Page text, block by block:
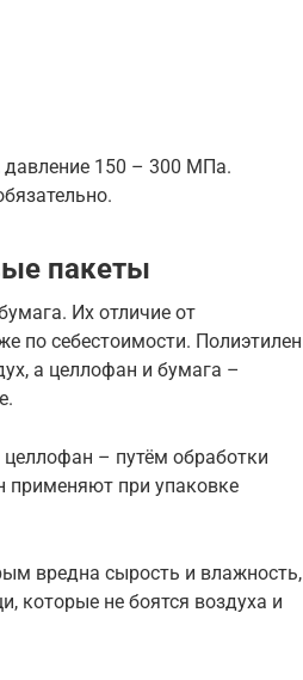
давление 150 – 300 МПа.
пакеты
Их отличие от
по себестоимости. Полиэтилен
а целлофан и бумага –
– путём обработки
применяют при упаковке
вредна сырость и влажность,
которые не боятся воздуха и